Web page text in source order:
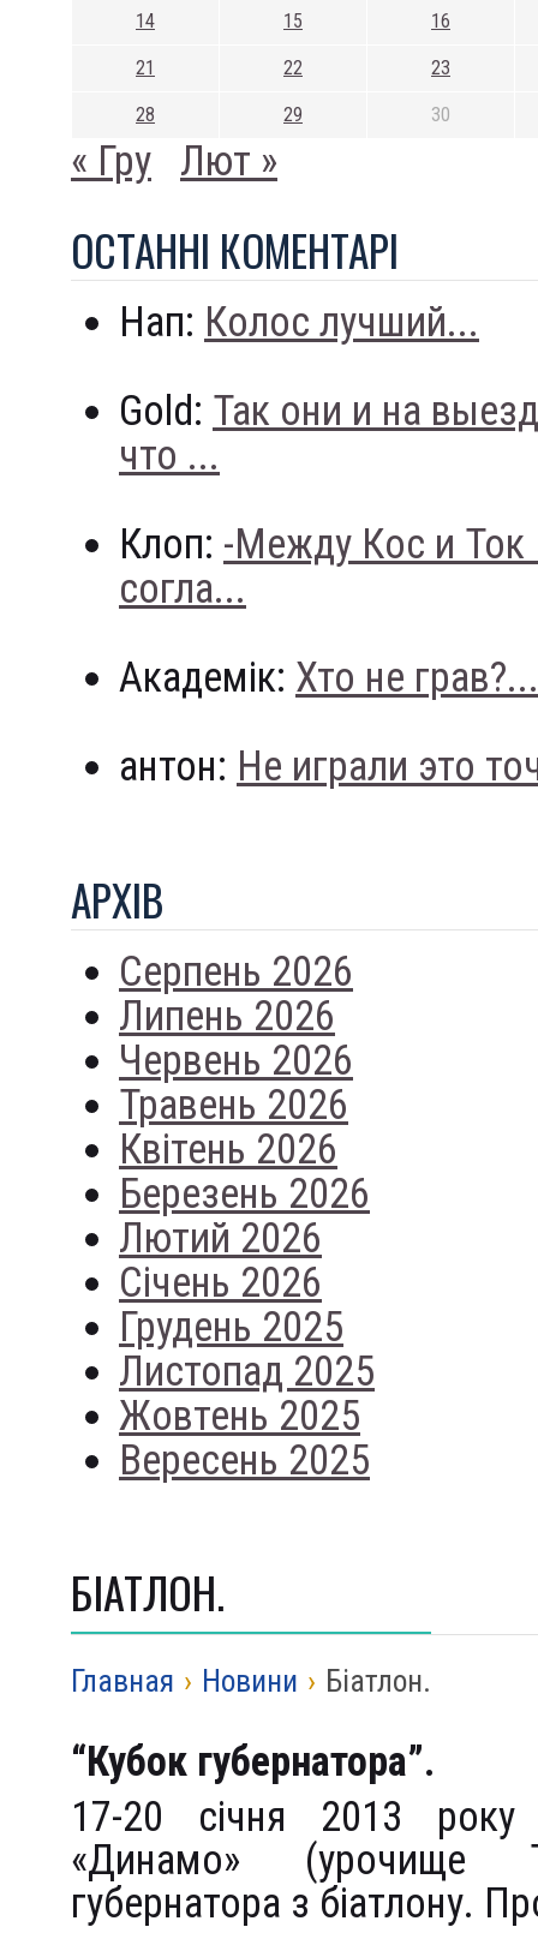
14 15 16
21 22 23
28 29 30
« Гру Лют »
ОСТАННI КОМЕНТАРI
Нап: Колос лучший...
Gold: Так они и на
что ...
Клоп: -Между Кос и
согла...
Академік: Хто не грав?...
антон: Не играли это
АРХIВ
Серпень 2026
Липень 2026
Червень 2026
Травень 2026
Квітень 2026
Березень 2026
Лютий 2026
Січень 2026
Грудень 2025
Листопад 2025
Жовтень 2025
Вересень 2025
БІАТЛОН.
Главная › Новини › Біатлон.
“Кубок губернатора”.
17-20 січня 2013 року
«Динамо» (урочище
губернатора з біатлону.